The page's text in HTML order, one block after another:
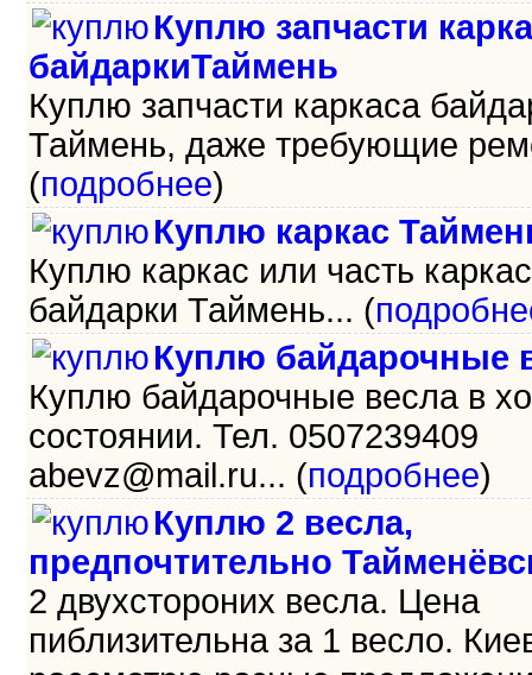
Куплю запчасти
байдаркиТаймень
Куплю запчасти каркаса
Таймень, даже требующие
(подробнее)
Куплю каркас
Куплю каркас или часть
байдарки Таймень... (
Куплю байдарочные
Куплю байдарочные весла в
состоянии. Тел. 0507239409
abevz@mail.ru... (подробнее)
Куплю 2 весла,
предпочтительно
2 двухстороних весла. Цена
пиблизительна за 1 весло.